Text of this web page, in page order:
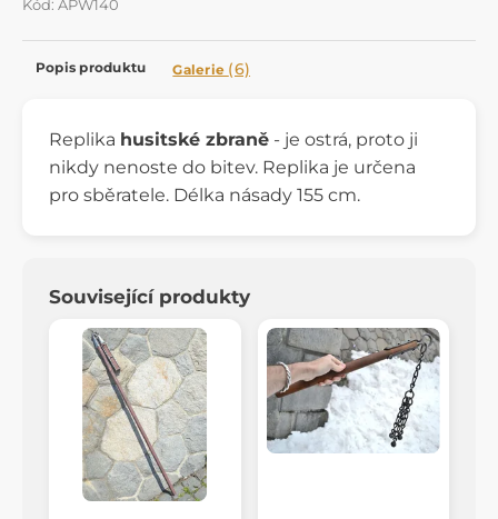
Kód: APW140
Popis produktu Galerie (6)
Replika husitské zbraně - je ostrá, proto ji
nikdy nenoste do bitev. Replika je určena
pro sběratele. Délka násady 155 cm.
Související produkty